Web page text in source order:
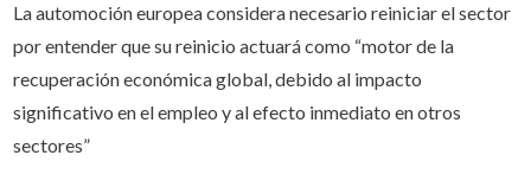
La automoción europea considera necesario reiniciar el sector
por entender que su reinicio actuará como “motor de la
recuperación económica global, debido al impacto
significativo en el empleo y al efecto inmediato en otros
sectores”